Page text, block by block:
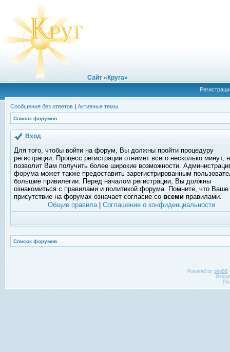
Сайт «Круга»
Сообщения без ответов | Активные темы
Список форумов
Вход
Для того, чтобы войти на форум, Вы должны пройти процедуру
регистрации. Процесс регистрации отнимет всего несколько минут,
позволит Вам получить более широкие возможности.
форума может также предоставить зарегистрированным
большие привилегии. Перед началом регистрации, Вы должны
ознакомиться с правилами и политикой форума. Помните, что Ваше
присутствие на форумах означает согласие со всеми правилами.
Общие правила| Соглашение о конфиденциальности
Список форумов
Powered by phpBB